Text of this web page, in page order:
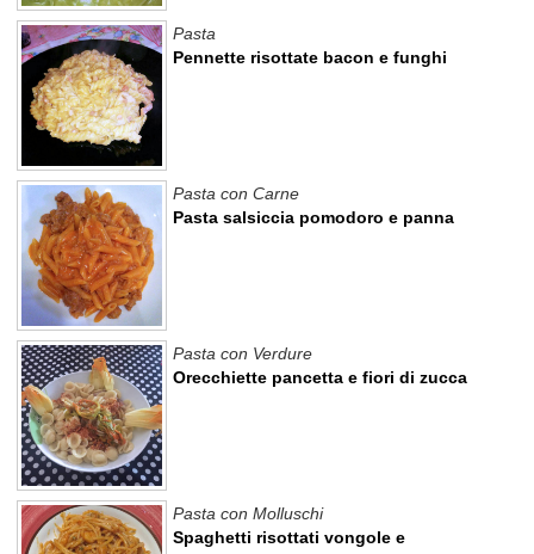
Pennette risottate bacon e funghi
Pasta
Pasta salsiccia pomodoro e panna
Pasta con Carne
Orecchiette pancetta e fiori di zucca
Pasta con Verdure
Spaghetti risottati vongole e
Pasta con Molluschi